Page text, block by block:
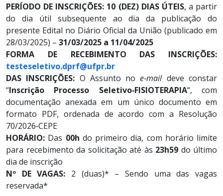
PERÍODO DE INSCRIÇÕES: 10 (DEZ) DIAS ÚTEIS, a partir
do dia útil subsequente ao dia da publicação do
presente Edital no Diário Oficial da União (publicado em
28/03/2025) – 31/03/2025 a 11/04/2025
FORMA DE RECEBIMENTO DAS INSCRIÇÕES:
testeseletivo.dprf@ufpr.br
DAS INSCRIÇÕES: O Assunto noe‐maildeve constar
“Inscrição Processo Seletivo‐FISIOTERAPIA“, com
documentação anexada em um único documento em
formato PDF, ordenada de acordo com a Resolução
70/2026‐CEPE
HORÁRIO: Das 00h do primeiro dia, com horário limite
para recebimento da solicitação até às 23h59 do último
dia de inscrição
Nº DE VAGAS: 2 (duas)* – Sendo uma das vagas
reservada*